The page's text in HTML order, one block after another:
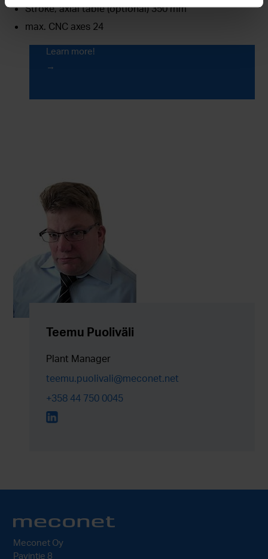
Stroke, axial table (optional) 350 mm
max. CNC axes 24
Contact us for more information!
Learn more!
Teemu Puoliväli
Plant Manager
teemu.puolivali@meconet.net
+358 44 750 0045
Meconet Oy
Pavintie 8